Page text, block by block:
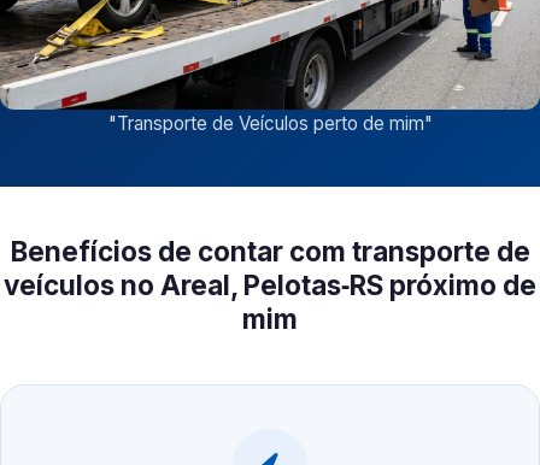
"Transporte de Veículos perto de mim"
Benefícios de contar com transporte de
veículos no Areal, Pelotas‑RS próximo de
mim